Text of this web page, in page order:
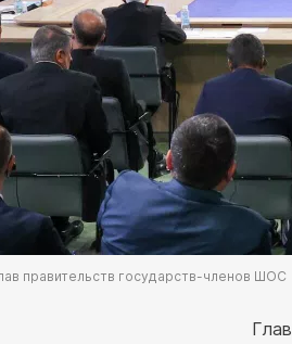
правительств государств-членов ШОС